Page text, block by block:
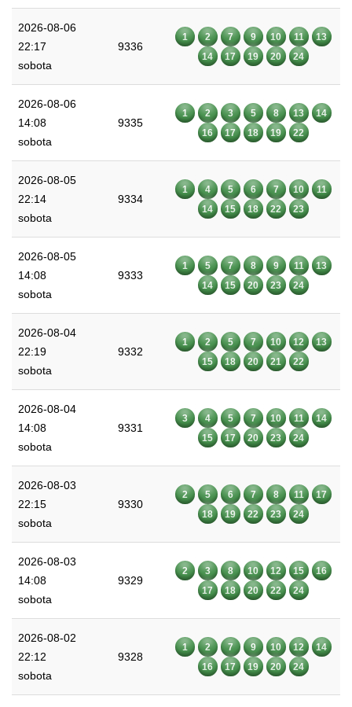
2026-08-06
22:17
sobota
9336
1 2 7 9 10 11
13
14
17 19 20 24
2026-08-06
14:08
sobota
9335
1 2 3 5 8 13
14
16
17 18 19 22
2026-08-05
22:14
sobota
9334
1 4 5 6 7 10
11
14
15 18 22 23
2026-08-05
14:08
sobota
9333
1 5 7 8 9 11
13
14
15 20 23 24
2026-08-04
22:19
sobota
9332
1 2 5 7 10 12
13
15
18 20 21 22
2026-08-04
14:08
sobota
9331
3 4 5 7 10 11
14
15
17 20 23 24
2026-08-03
22:15
sobota
9330
2 5 6 7 8 11
17
18
19 22 23 24
2026-08-03
14:08
sobota
9329
2 3 8 10 12 15
16
17
18 20 22 24
2026-08-02
22:12
sobota
9328
1 2 7 9 10 12
14
16
17 19 20 24